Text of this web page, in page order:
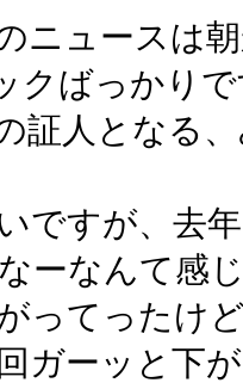
ニュースは
クばっかり
証人となる
ですが、去
ーなんて感
ってったけ
ガーッと下